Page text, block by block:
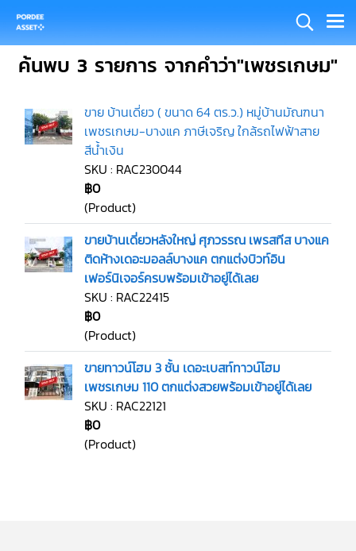
ค้นพบ 3 รายการ จากคำว่า"เพชรเกษม"
ขาย บ้านเดี่ยว ( ขนาด 64 ตร.ว.) หมู่บ้านมัณฑนา
เพชรเกษม-บางแค ภาษีเจริญ ใกล้รถไฟฟ้าสาย
สีน้ำเงิน
SKU : RAC230044
฿0
(Product)
ขายบ้านเดี่ยวหลังใหญ่ ศุภวรรณ เพรสทีส บางแค
ติดห้างเดอะมอลล์บางแค ตกแต่งบิวท์อิน
เฟอร์นิเจอร์ครบพร้อมเข้าอยู่ได้เลย
SKU : RAC22415
฿0
(Product)
ขายทาวน์โฮม 3 ชั้น เดอะเบสท์ทาวน์โฮม
เพชรเกษม 110 ตกแต่งสวยพร้อมเข้าอยู่ได้เลย
SKU : RAC22121
฿0
(Product)